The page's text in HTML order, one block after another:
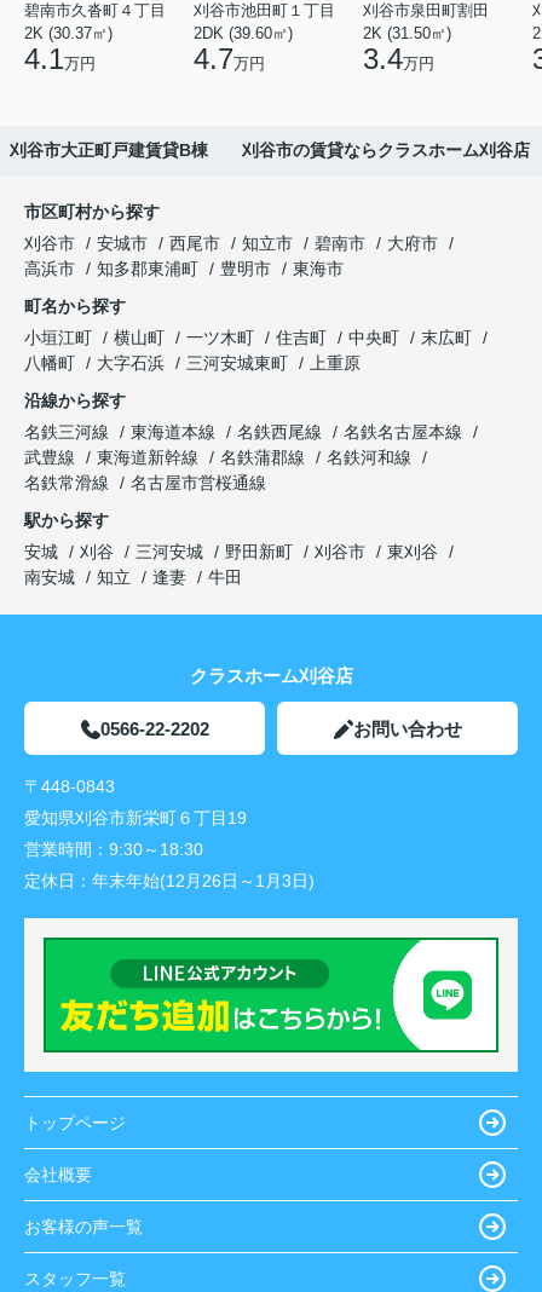
碧南市久沓町４丁目
2K (30.37㎡)
4.1万円
刈谷市池田町１丁目
2DK (39.60㎡)
4.7万円
刈谷市泉田町割田
2K (31.50㎡)
3.4万円
刈谷市大正町戸建賃貸B棟 刈谷市の賃貸ならクラスホーム刈谷店
市区町村から探す
刈谷市
安城市 西尾市 知立市 碧南市
大府市
高浜市
知多郡東浦町 豊明市
東海市
町名から探す
小垣江町
横山町 一ツ木町 住吉町 中央町
末広町
八幡町
大字石浜 三河安城東町
上重原
沿線から探す
名鉄三河線
東海道本線 名鉄西尾線
名鉄名古屋本線
武豊線
東海道新幹線 名鉄蒲郡線
名鉄河和線
名鉄常滑線
名古屋市営桜通線
駅から探す
安城
刈谷 三河安城 野田新町 刈谷市
東刈谷
南安城
知立 逢妻 牛田
クラスホーム刈谷店
0566-22-2202 お問い合わせ
〒448-0843
愛知県刈谷市新栄町６丁目19
営業時間： 9:30～18:30
定休日： 年末年始(12月26日～1月3日)
トップページ
会社概要
お客様の声一覧
スタッフ一覧